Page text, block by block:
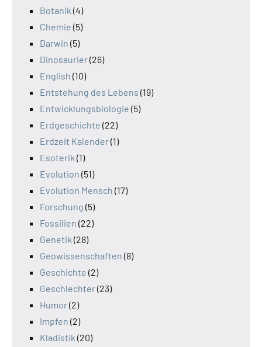
Botanik (4)
Chemie (5)
Darwin (5)
Dinosaurier(26)
English (10)
Entstehung des Lebens (19)
Entwicklungsbiologie (5)
Erdgeschichte (22)
Erdzeit Kalender(1)
Esoterik (1)
Evolution (51)
Evolution Mensch (17)
Forschung (5)
Fossilien (22)
Genetik (28)
Geowissenschaften (8)
Geschichte (2)
Geschlechter(23)
Humor(2)
Impfen (2)
Kladistik (20)